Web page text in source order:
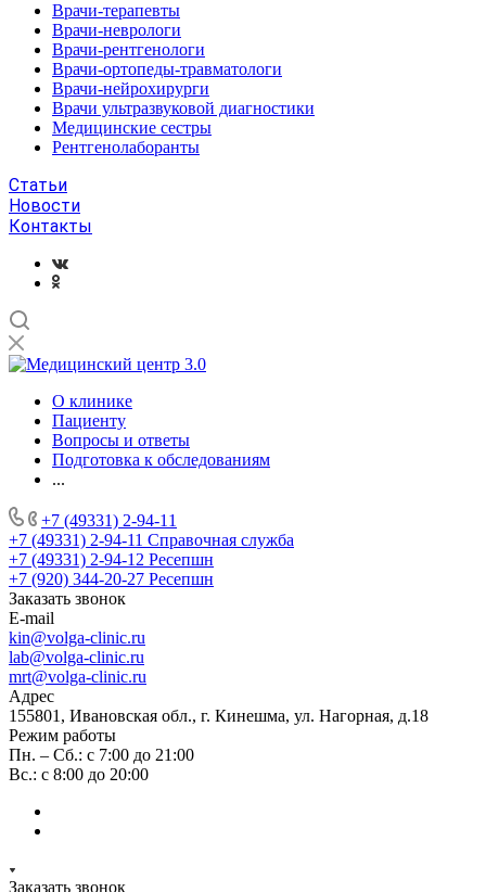
Врачи-терапевты
Врачи-неврологи
Врачи-рентгенологи
Врачи-ортопеды-травматологи
Врачи-нейрохирурги
Врачи ультразвуковой диагностики
Медицинские сестры
Рентгенолаборанты
Статьи
Новости
Контакты
О клинике
Пациенту
Вопросы и ответы
Подготовка к обследованиям
...
+7 (49331) 2-94-11
+7 (49331) 2-94-11 Справочная служба
+7 (49331) 2-94-12 Ресепшн
+7 (920) 344-20-27 Ресепшн
Заказать звонок
E-mail
kin@volga-clinic.ru
lab@volga-clinic.ru
mrt@volga-clinic.ru
Адрес
155801, Ивановская обл., г. Кинешма, ул. Нагорная, д.18
Режим работы
Пн. – Сб.: с 7:00 до 21:00
Вс.: с 8:00 до 20:00
Заказать звонок